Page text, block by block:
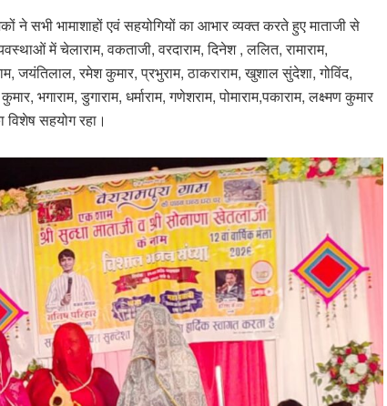
सभी भामाशाहों एवं सहयोगियों का आभार व्यक्त करते हुए माताजी से
में चेलाराम, वकताजी, वरदाराम, दिनेश , ललित, रामाराम,
जयंतिलाल, रमेश कुमार, प्रभुराम, ठाकराराम, खुशाल सुंदेशा, गोविंद,
भगाराम, डुगाराम, धर्माराम, गणेशराम, पोमाराम,पकाराम, लक्ष्मण कुमार
विशेष सहयोग रहा।